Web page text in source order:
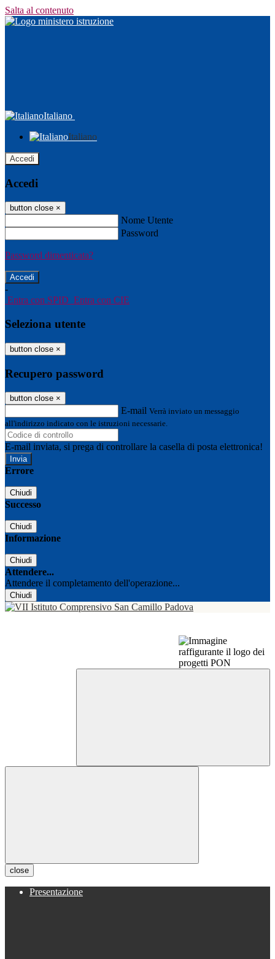
Salta al contenuto
Italiano
Italiano
Accedi
Accedi
button close ×
Nome Utente
Password
Password dimenticata?
-
Entra con SPID Entra con CIE
Seleziona utente
button close ×
Recupero password
button close ×
E-mail Verrà inviato un messaggio
all'indirizzo indicato con le istruzioni necessarie.
E-mail inviata, si prega di controllare la casella di posta elettronica!
Errore
Chiudi
Successo
Chiudi
Informazione
Chiudi
Attendere...
Attendere il completamento dell'operazione...
Chiudi
close
Presentazione